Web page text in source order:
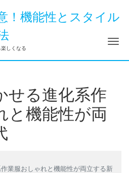
！機能性とスタイル
しくなる ナ
せる進化系作
と機能性が両
業服おしゃれと機能性が両立する新